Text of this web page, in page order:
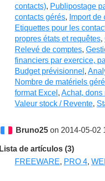
contacts), Publipostage
contacts gérés, Import
Etiquettes pour les
propres états et requêtes,
Relevé de comptes,
financiers par exercice,
Budget prévisionnel ,
Nombre de matériels
format Excel , Achat, dons
Valeur stock / Revente,
Bruno25 on 2014-05-02
Lista de artículos (3)
FREEWARE, PRO 4,